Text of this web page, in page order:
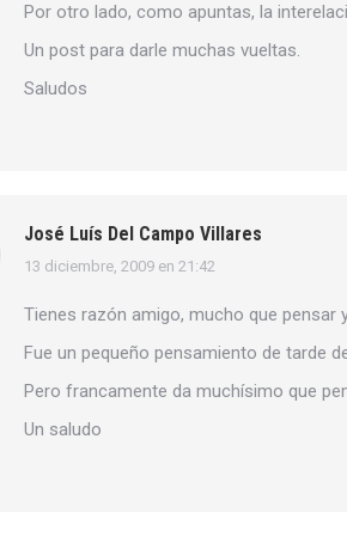
Por otro lado, como apuntas, la
Un post para darle muchas vueltas.
Saludos
José Luís Del Campo Villares
dice:
13 diciembre, 2009 en 21:42
Tienes razón amigo, mucho que
Fue un pequeño pensamiento de tarde
Pero francamente da muchísimo que
Un saludo